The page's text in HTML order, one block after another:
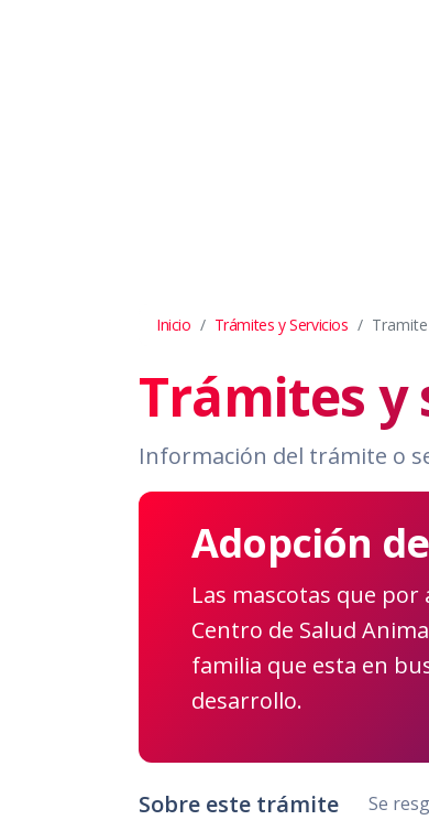
Inicio Trámites y Servicios
Trámites y
Información del trámite o
Adopción
Las mascotas que
Centro de Salud
familia que esta en
desarrollo.
Sobre este trámite Se